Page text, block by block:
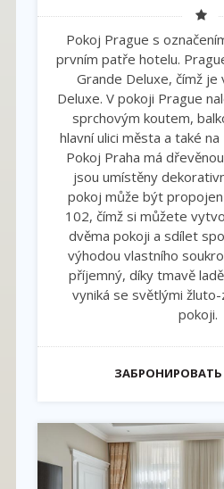
Pokoj Prague s
prvním patře hotelu.
Grande Deluxe, čímž je
Deluxe. V pokoji Prague
sprchovým koutem,
hlavní ulici města a také
Pokoj Praha má
jsou umístěny
pokoj může být
102, čímž si můžete
dvěma pokoji a sdílet
výhodou vlastního
příjemný, díky tmavě
vyniká se světlými
pokoji.